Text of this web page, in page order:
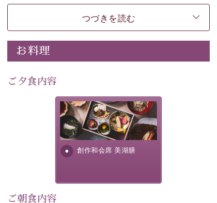
た。
日頃なかなか言えない感謝の気持ちを
お伝えし
てみてはいかがでしょうか。
-----------【安心への取り組み】----------
個室料亭、貸切風呂のご利用が可能な上、 安心安全にご
30項目以上からなる独自の衛生・消毒プログラムの基、
---------------------------------------------
・記念写真＆オリジナル【フォトフレームカード】プレ
思い出デザートプレート付き
・諏訪大社4社を巡る無料参拝バス（事前予約制）
・館内着をご用意
つづきを読む
お料理
ご夕食内容
創作和会席 美湖膳
美湖膳とは諏訪の地で特別を
提供する為に料理長・神原 裕
明が考え出した創作和会席で
す。美しい諏訪湖の幸...
ご朝食内容